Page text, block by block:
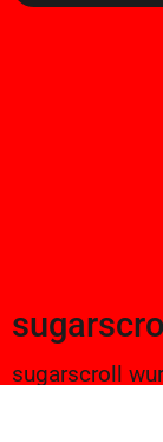
sugarscroll
sugarscroll